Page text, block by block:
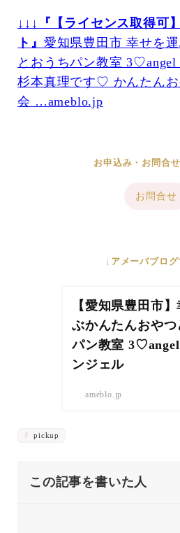
↓↓↓
『【ライセンス取得可
ト』 愛知県豊田市 幸せを
とおうちパン教室
杉本真理です♡ かんたん
会 …ameblo.jp
お申込み・お問合
お問合せ
↓アメーバブロ
【愛知県豊田市
ぶかんたんおやつ
パン教室
ンジェル
ameblo.jp
pickup
この記事を書いた人